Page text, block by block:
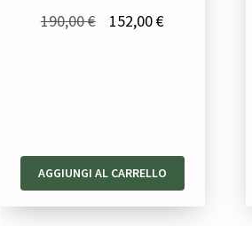
190,00€ 152,00€Il
AGGIUNGI AL CARRELLO